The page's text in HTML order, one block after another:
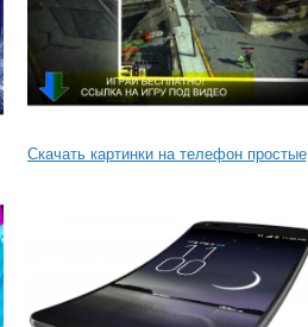
Скачать картинки на телефон простые